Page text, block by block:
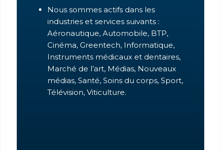
Nous sommes actifs dans les
industries et services suivants :
Aéronautique, Automobile, BTP,
Cinéma, Greentech, Informatique,
Instruments médicaux et dentaires,
Marché de l’art, Médias, Nouveaux
médias, Santé, Soins du corps, Sport,
Télévision, Viticulture.